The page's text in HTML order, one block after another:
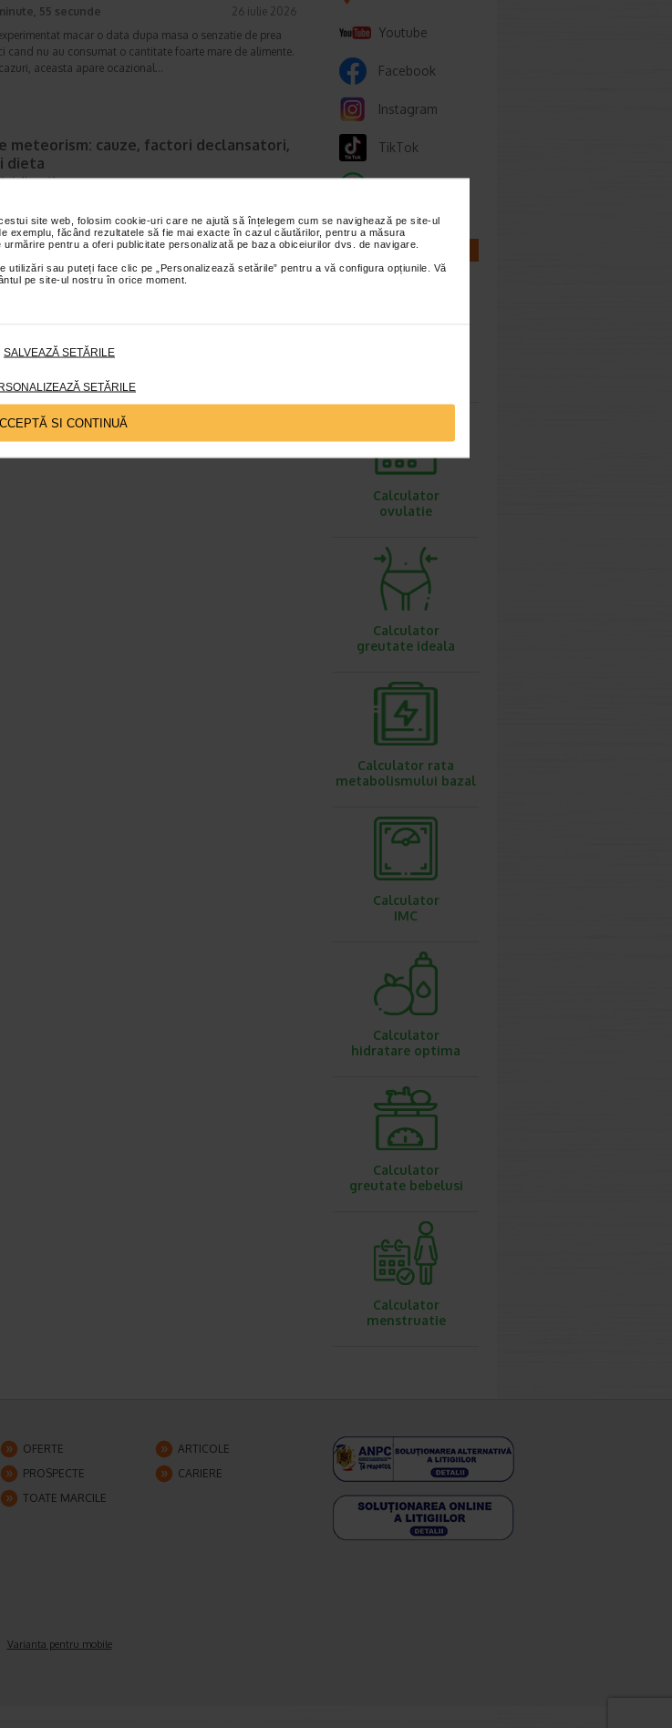
site web, folosim cookie-uri care ne ajută să înțelegem cum se navighează pe site-ul
exemplu, făcând rezultatele să fie mai exacte în cazul căutărilor, pentru a măsura
pentru a oferi publicitate personalizată pe baza obiceiurilor dvs. de navigare.
sau puteți face clic pe „Personalizează setările” pentru a vă configura opțiunile. Vă
pe site-ul nostru în orice moment.
SALVEAZĂ SETĂRILE
SETĂRILE
SI CONTINUĂ
55 secunde
26 iulie 2026
macar o data dupa masa o senzatie de prea
cand nu au consumat o cantitate foarte mare de alimente.
aceasta apare ocazional…
meteorism: cauze, factori declansatori,
dieta
digestiv
este una dintre cele mai frecvente probleme digestive
copii. Printre manifestarile care pot afecta semnificativ
Youtube
Facebook
Instagram
TikTok
CALCULATOARE
Calculator
ovulatie
Calculator
greutate ideala
Calculator rata
metabolismului bazal
Calculator
IMC
Calculator
hidratare optima
Calculator
greutate bebelusi
Calculator
menstruatie
OFERTE
ARTICOLE
PROSPECTE
CARIERE
TOATE MARCILE
Varianta pentru mobile